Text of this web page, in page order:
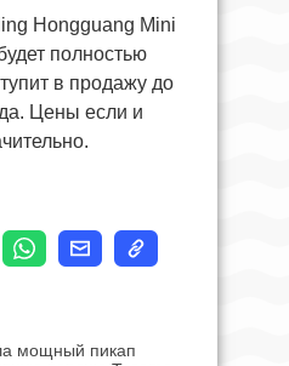
Hongguang Mini
полностью
в продажу до
Цены если и
мощный пикап